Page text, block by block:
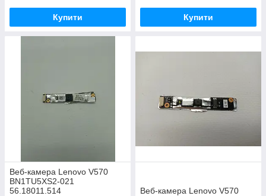
Купити Купити
Веб-камера Lenovo V570
BN1TU5XS2-021
56.18011.514
Веб-камера Lenovo V570